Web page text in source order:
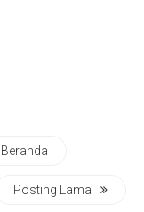
Beranda
Posting Lama